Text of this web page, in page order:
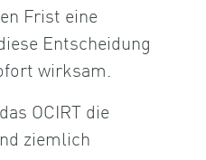
Frist eine
Entscheidung
wirksam.
OCIRT die
ziemlich